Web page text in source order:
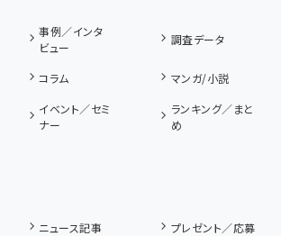
事例／インタ
ビュー
調査データ
コラム
マンガ/小説
イベント／セミ
ナー
ランキング／まと
め
ニュース記事
プレゼント／応募